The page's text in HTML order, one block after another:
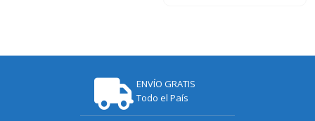
ENVÍO GRATIS
Todo el País